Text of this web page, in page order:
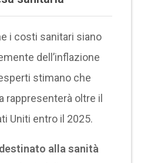
i costi sanitari siano
dell’inflazione
stimano che
rappresenterà oltre il
Uniti entro il 2025.
alla sanità